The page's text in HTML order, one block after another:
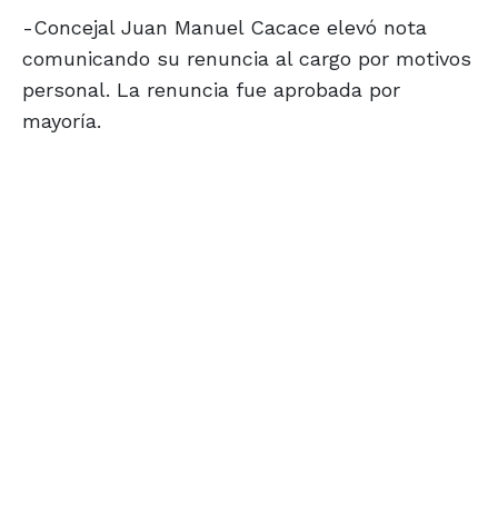
-Concejal Juan Manuel Cacace elevó nota
comunicando su renuncia al cargo por motivos
personal. La renuncia fue aprobada por
mayoría.